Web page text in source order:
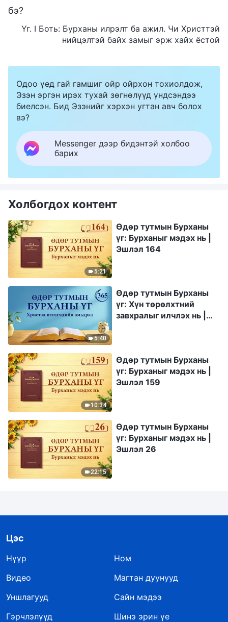
бэ?
Үг. I Боть: Бурханы илрэлт ба ажил. Чи Христтэй
нийцэлтэй байх замыг эрж хайх ёстой
Одоо үед гай гамшиг ойр ойрхон тохиолдож,
Эзэн эргэн ирэх тухай зөгнөлүүд үндсэндээ
биелсэн. Бид Эзэнийг хэрхэн угтан авч болох
вэ?
Messenger дээр бидэнтэй холбоо
барих
Холбогдох контент
5:21
Өдөр тутмын Бурханы
үг: Бурханыг мэдэх нь |
Эшлэл 164
5:40
Өдөр тутмын Бурханы
үг: Хүн төрөлхтний
завхралыг илчлэх нь |
10:34
Өдөр тутмын Бурханы
үг: Бурханыг мэдэх нь |
Эшлэл 159
22:15
Өдөр тутмын Бурханы
үг: Бурханыг мэдэх нь |
Эшлэл 26
Цэс
Нүүр
Ном
Видео
Магтан дуунууд
Уншлагууд
Сайн мэдээ
Гэрчлэлүүд
Шинэ эрин үе